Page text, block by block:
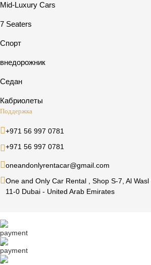
Mid-Luxury Cars
7 Seaters
Спорт
внедорожник
Седан
Кабриолеты
Поддержка
+971 56 997 0781
+971 56 997 0781
oneandonlyrentacar@gmail.com
One and Only Car Rental , Shop S-7, Al
11-0 Dubai - United Arab Emirates